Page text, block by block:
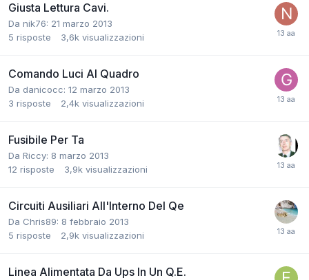
Giusta Lettura Cavi.
Da nik76: 21 marzo 2013
5 risposte 3,6k visualizzazioni
Comando Luci Al Quadro
Da danicocc: 12 marzo 2013
3 risposte 2,4k visualizzazioni
Fusibile Per Ta
Da Riccy: 8 marzo 2013
12 risposte 3,9k visualizzazioni
Circuiti Ausiliari All'Interno Del Qe
Da Chris89: 8 febbraio 2013
5 risposte 2,9k visualizzazioni
Linea Alimentata Da Ups In Un Q.E.